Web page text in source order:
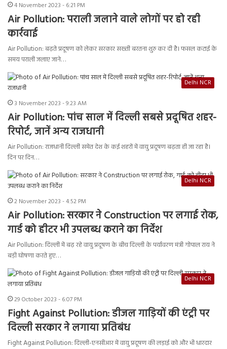
4 November 2023 - 6:21 PM
Air Pollution: पराली जलाने वाले लोगों पर हो रही
कार्रवाई
Air Pollution: बढ़ते प्रदूषण को लेकर सरकार सख्ती बरतना शुरु कर दी है। फसल कटाई के
समय पराली जलाए जाने…
Delhi NCR
3 November 2023 - 9:23 AM
Air Pollution: पांच साल में दिल्ली सबसे प्रदूषित शहर-
रिपोर्ट, जानें अन्य राजधानी
Air Pollution: राजधानी दिल्ली समेत देश के कई शहरों में वायु प्रदूषण बढ़ता ही जा रहा है।
दिन पर दिन…
Delhi NCR
2 November 2023 - 4:52 PM
Air Pollution: सरकार ने Construction पर लगाई रोक,
गार्ड को हीटर भी उपलब्ध कराने का निर्देश
Air Pollution: दिल्ली में बढ़ रहे वायु प्रदूषण के बीच दिल्ली के पर्यावरण मंत्री गोपाल राय ने
बड़ी घोषणा करते हुए…
Delhi NCR
29 October 2023 - 6:07 PM
Fight Against Pollution: डीजल गाड़ियों की एंट्री पर
दिल्ली सरकार ने लगाया प्रतिबंध
Fight Against Pollution: दिल्ली-एनसीआर में वायु प्रदूषण की लड़ाई को और भी धारदार